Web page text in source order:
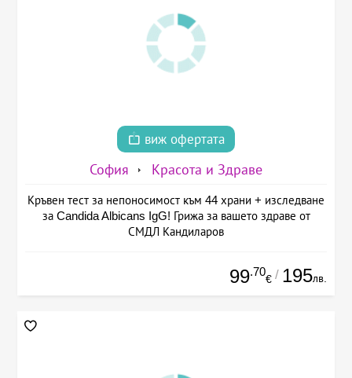
виж офертата
София Красота и Здраве
Кръвен тест за непоносимост към 44 храни + изследване
за Candida Albicans IgG! Грижа за вашето здраве от
СМДЛ Кандиларов
99.70
€ / 195лв.